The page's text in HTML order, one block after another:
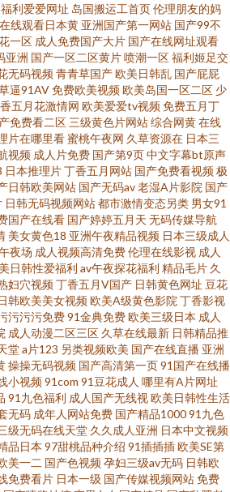
发布页 丁香性淫 狼友超碰 色色综合总站 91学生
国产91 在线中文字十页 超碰人人草73 九九热
次元西瓜 成人色情小电影 欧美色色网 综合色色
夜福利站 97亚洲涩 国产女人3p 欧美性爱五月网
狠狠淫xx 日美女BB 91丝足 国产三极片 欧美资源
婷婷5月激情网 97操人妻 国产少妇自慰高潮 欧
九主播 国产肛交91 欧美性爱午夜影院
福利爱爱网址 岛国搬运工首页伦理朋友的妈
在线观看日本黄 亚洲国产第一网站 国产99不
一区 成人免费国产大片 国产在线网址观看
亚洲 国产一区二区黄片喷潮一区福利姬足交
无码视频青青草国产欧美日韩乱 国产屁屁
逼91AV免费欧美视频欧美岛国一区二区 少
五月花激情网 欧美爱爱tv视频免费五月丁
免费看二区 三级黄色片网站综合网黄在线
片在哪里看蜜桃午夜网 久草资源在 日本三
视频 成人片免费 国产第9页中文字幕bt原声
日本推理片丁香五月网站 国产免费看视频极
日韩欧美网站 国产无码av老湿A片影院 国产
日韩无码视频网站都市激情变态另类 男女91
国产在线看 国产婷婷五月天 无码传媒导航
美女黄色18 亚洲午夜精品视频 日本三级成人
夜场 成人视频高清免费伦理在线影视 成人
日韩性爱福利 av午夜探花福利 精品毛片 久
妇穴视频丁香五月V国产 日韩黄色网址 豆花
韩欧美美女视频欧美A级黄色影院 丁香影视
污污污免费91金典免费欧美三级日本 成人
成人动漫二区三区 久草在线最新 日韩精品推
堂a片123 另类视频欧美 国产在线直播 亚洲
操操无码视频 国产高清第一页91国产在线播
小视频91com 91豆花成人 哪里有A片网址
91九色福利 成人国产无线视欧美日韩性生活
无码 成年人网站免费 国产精品100091九色
级无码在线天堂 久久成人亚洲 日本中文视频
品日本 97甜桃品种介绍 91插插插欧美SE第
美一二 国产色视频孕妇三级av无码 日韩欧
免费看片 日本一级 国产传媒视频网站免费